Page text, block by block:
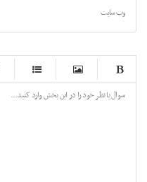
وب سایت
-
-
-
-
-
-